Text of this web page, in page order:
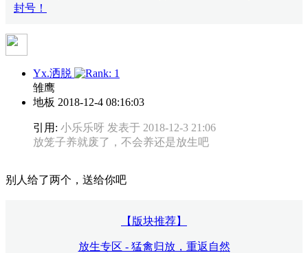
封号！
Yx.洒脱
雏鹰
地板 2018-12-4 08:16:03
引用: 小乐乐呀 发表于 2018-12-3 21:06
放笼子养就废了，不会养还是放生吧
别人给了两个，送给你吧
【版块推荐】
放生专区 - 猛禽归放，重返自然